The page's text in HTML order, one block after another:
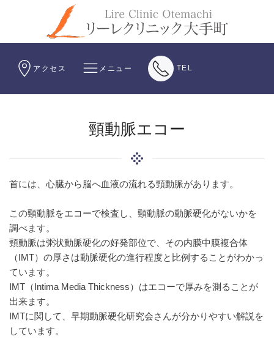
アクセス メニュー TEL
頸動脈エコー
首には、心臓から脳へ血液の流れる頸動脈があります。
この頸動脈をエコーで検査し、頸動脈の動脈硬化がないかを
調べます。
頸動脈は粥状動脈硬化の好発部位で、その内膜中膜複合体
（IMT）の厚さは動脈硬化の進行程度と比例することがわかっ
ています。
IMT（Intima Media Thickness）はエコーで厚みを測ることが
出来ます。
IMTに関して、早期動脈硬化研究会さんが分かりやすい解説を
しています。